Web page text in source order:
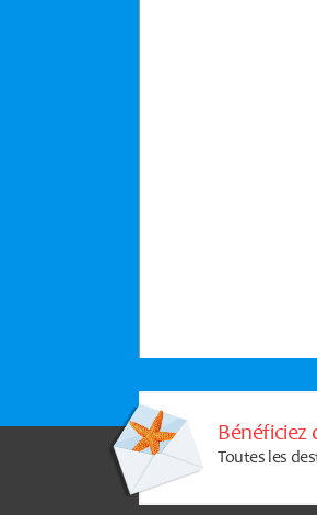
Bénéficiez
Toutes les